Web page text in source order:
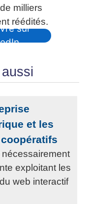
milliers
réédités.
sur
et les
exploitant les
web interactif